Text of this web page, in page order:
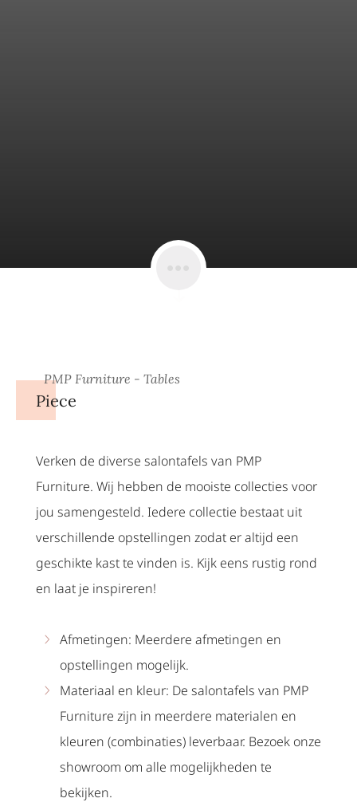
PMP Furniture - Tables
Piece
Verken de diverse salontafels van PMP
Furniture. Wij hebben de mooiste collecties voor
jou samengesteld. Iedere collectie bestaat uit
verschillende opstellingen zodat er altijd een
geschikte kast te vinden is. Kijk eens rustig rond
en laat je inspireren!
Afmetingen: Meerdere afmetingen en
opstellingen mogelijk.
Materiaal en kleur: De salontafels van PMP
Furniture zijn in meerdere materialen en
kleuren (combinaties) leverbaar. Bezoek onze
showroom om alle mogelijkheden te
bekijken.